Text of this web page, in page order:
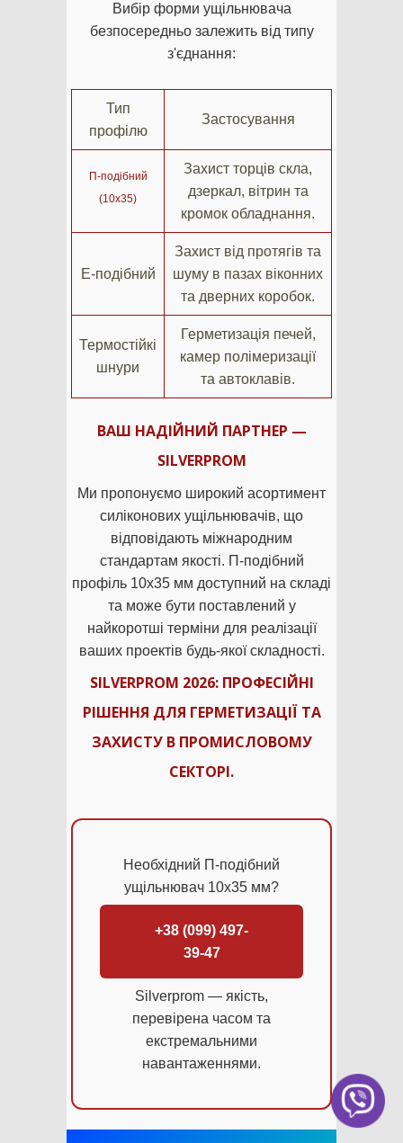
Вибір форми ущільнювача
безпосередньо залежить від типу
з'єднання:
Тип
профілю
Застосування
П-подібний
(10х35)
Захист торців скла,
дзеркал, вітрин та
кромок обладнання.
Е-подібний
Захист від протягів та
шуму в пазах віконних
та дверних коробок.
Термостійкі
шнури
Герметизація печей,
камер полімеризації
та автоклавів.
ВАШ НАДІЙНИЙ ПАРТНЕР —
SILVERPROM
Ми пропонуємо широкий асортимент
силіконових ущільнювачів, що
відповідають міжнародним
стандартам якості. П-подібний
профіль 10х35 мм доступний на складі
та може бути поставлений у
найкоротші терміни для реалізації
ваших проектів будь-якої складності.
SILVERPROM 2026: ПРОФЕСІЙНІ
РІШЕННЯ ДЛЯ ГЕРМЕТИЗАЦІЇ ТА
ЗАХИСТУ В ПРОМИСЛОВОМУ
СЕКТОРІ.
Необхідний П-подібний
ущільнювач 10х35 мм?
+38 (099) 497-
39-47
Silverprom — якість,
перевірена часом та
екстремальними
навантаженнями.